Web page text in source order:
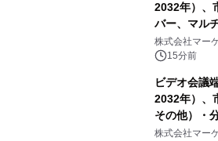
2032年）、
バー、マル
ートを発表
株式会社マー
15分前
ビデオ会議
2032年）、
その他）・
株式会社マー